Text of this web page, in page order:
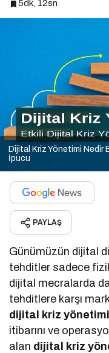
5dk, 12sn
Dijital Kriz Yönetimi Nedir
İpucu
PAYLAŞ
Günümüzün dijital
tehditler sadece
dijital mecralarda
tehditlere karşı
dijital kriz
itibarını ve
alan dijital kriz